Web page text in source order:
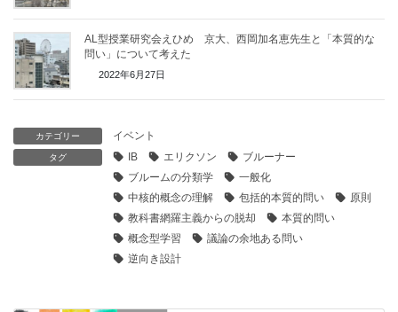
AL型授業研究会えひめ 京大、西岡加名恵先生と「本質的な
問い」について考えた
2022年6月27日
カテゴリー イベント
タグ IB エリクソン
ブルーナー
ブルームの分類学
一般化
中核的概念の理解
包括的本質的問い
原則
教科書網羅主義からの脱却
本質的問い
概念型学習
議論の余地ある問い
逆向き設計